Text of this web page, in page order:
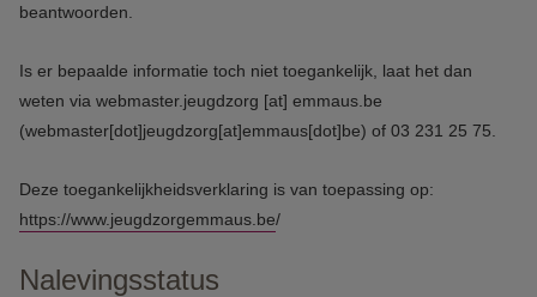
beantwoorden.
Is er bepaalde informatie toch niet toegankelijk, laat het dan
weten via webmaster.jeugdzorg [at] emmaus.be
(webmaster[dot]jeugdzorg[at]emmaus[dot]be) of 03 231 25 75.
Deze toegankelijkheidsverklaring is van toepassing op:
https://www.jeugdzorgemmaus.be/
Nalevingsstatus